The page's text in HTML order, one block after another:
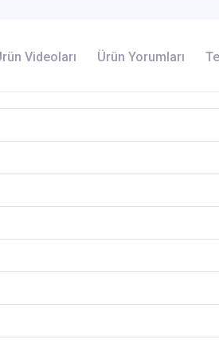
Videoları Ürün Yorumları